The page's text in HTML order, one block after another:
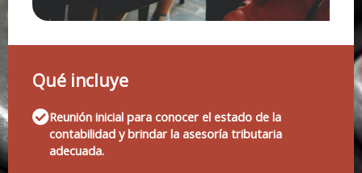
Qué incluye
Reunión inicial para conocer el estado de la
contabilidad y brindar la asesoría tributaria
adecuada.